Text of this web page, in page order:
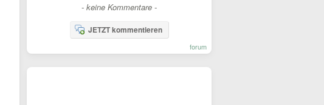
- keine Kommentare -
JETZT kommentieren
forum